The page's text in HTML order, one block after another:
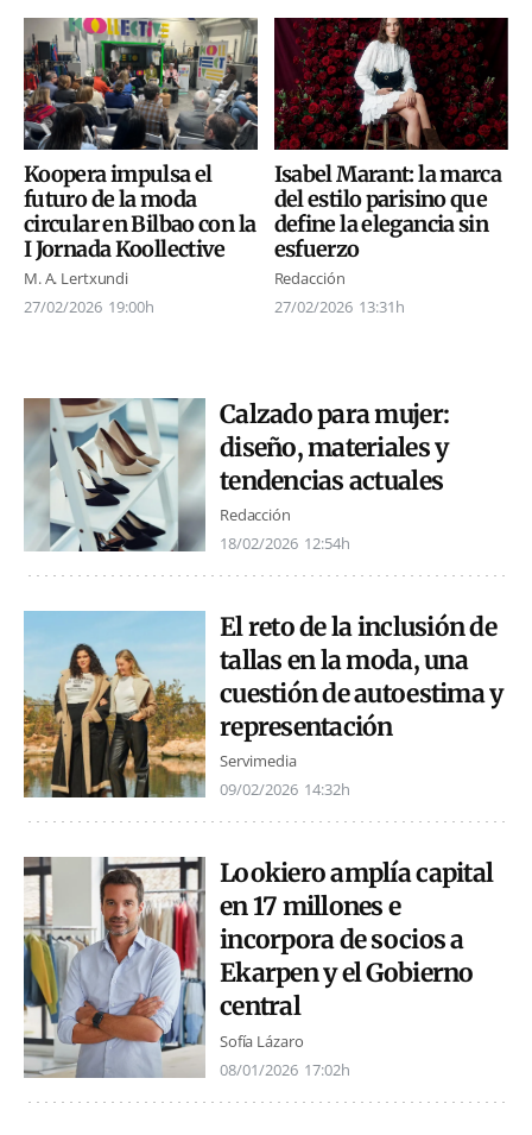
Koopera impulsa el
futuro de la moda
circular en Bilbao con la
I Jornada Koollective
M. A. Lertxundi
27/02/2026 19:00h
Isabel Marant: la marca
del estilo parisino que
define la elegancia sin
esfuerzo
Redacción
27/02/2026 13:31h
Calzado para mujer:
diseño, materiales y
tendencias actuales
Redacción
18/02/2026 12:54h
El reto de la inclusión de
tallas en la moda, una
cuestión de autoestima y
representación
Servimedia
09/02/2026 14:32h
Lookiero amplía capital
en 17 millones e
incorpora de socios a
Ekarpen y el Gobierno
central
Sofía Lázaro
08/01/2026 17:02h